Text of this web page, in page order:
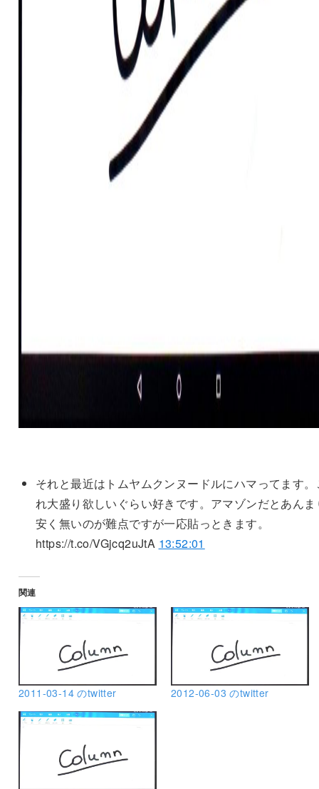
それと最近はトムヤムクンヌードルにハマってます。
れ大盛り欲しいぐらい好きです。アマゾンだとあんま
安く無いのが難点ですが一応貼っときます。
https://t.co/VGjcq2uJtA 13:52:01
関連
2011-03-14 のtwitter 2012-06-03 のtwitter